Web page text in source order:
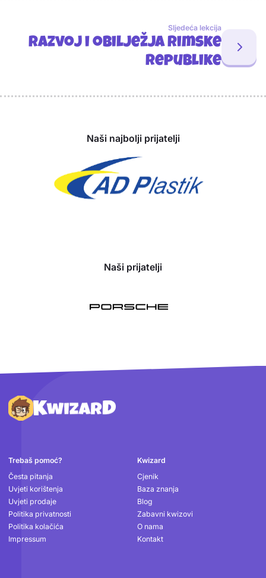
Sljedeća lekcija
Razvoj i obilježja Rimske
Republike
Naši najbolji prijatelji
Naši prijatelji
Podnožje
Trebaš pomoć?
Česta pitanja
Uvjeti korištenja
Uvjeti prodaje
Politika privatnosti
Politika kolačića
Impressum
Kwizard
Cjenik
Baza znanja
Blog
Zabavni kwizovi
O nama
Kontakt